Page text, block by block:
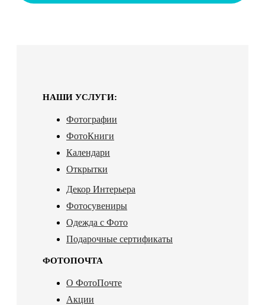
НАШИ УСЛУГИ:
Фотографии
ФотоКниги
Календари
Открытки
Декор Интерьера
Фотосувениры
Одежда с Фото
Подарочные сертификаты
ФОТОПОЧТА
О ФотоПочте
Акции